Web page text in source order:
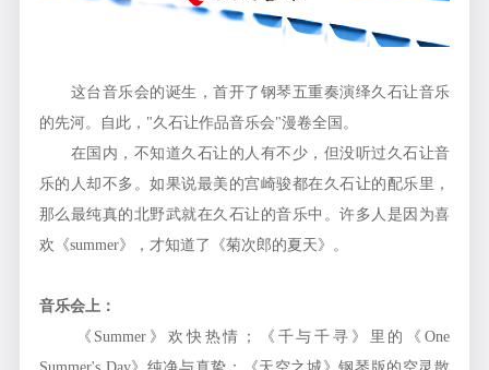
这台音乐会的诞生，首开了钢琴五重奏演绎久石让音乐
的先河。自此，"久石让作品音乐会"漫卷全国。
在国内，不知道久石让的人有不少，但没听过久石让音
乐的人却不多。如果说最美的宫崎骏都在久石让的配乐里，
那么最纯真的北野武就在久石让的音乐中。许多人是因为喜
欢《summer》，才知道了《菊次郎的夏天》。
音乐会上：
《Summer》欢快热情；《千与千寻》里的《One